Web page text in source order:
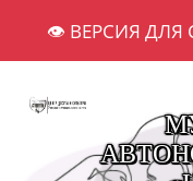
👁 ВЕРСИЯ ДЛЯ